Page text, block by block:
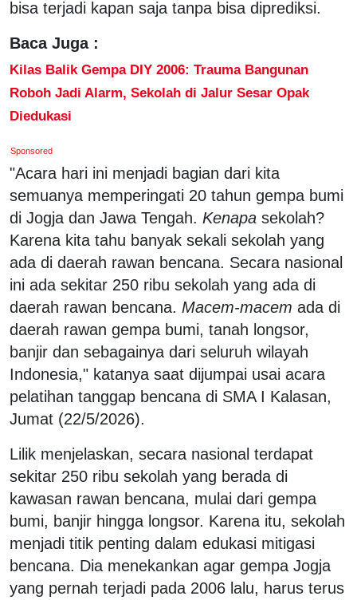
bisa terjadi kapan saja tanpa bisa diprediksi.
Baca Juga :
Kilas Balik Gempa DIY 2006: Trauma Bangunan
Roboh Jadi Alarm, Sekolah di Jalur Sesar Opak
Diedukasi
Sponsored
"Acara hari ini menjadi bagian dari kita
semuanya memperingati 20 tahun gempa bumi
di Jogja dan Jawa Tengah. Kenapa sekolah?
Karena kita tahu banyak sekali sekolah yang
ada di daerah rawan bencana. Secara nasional
ini ada sekitar 250 ribu sekolah yang ada di
daerah rawan bencana. Macem-macem ada di
daerah rawan gempa bumi, tanah longsor,
banjir dan sebagainya dari seluruh wilayah
Indonesia," katanya saat dijumpai usai acara
pelatihan tanggap bencana di SMA I Kalasan,
Jumat (22/5/2026).
Lilik menjelaskan, secara nasional terdapat
sekitar 250 ribu sekolah yang berada di
kawasan rawan bencana, mulai dari gempa
bumi, banjir hingga longsor. Karena itu, sekolah
menjadi titik penting dalam edukasi mitigasi
bencana. Dia menekankan agar gempa Jogja
yang pernah terjadi pada 2006 lalu, harus terus